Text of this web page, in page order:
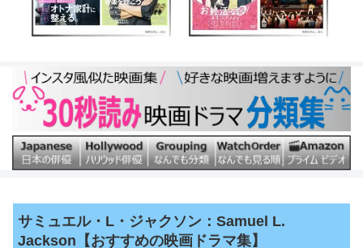
サミュエル・L・ジャクソン：Samuel L.
Jackson【おすすめの映画ドラマ集】